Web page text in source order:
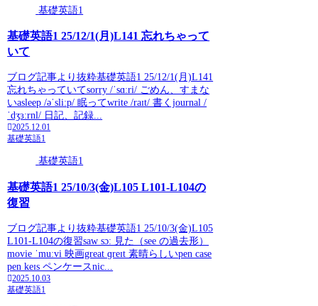
基礎英語1
基礎英語1 25/12/1(月)L141 忘れちゃって
いて
ブログ記事より抜粋基礎英語1 25/12/1(月)L141
忘れちゃっていてsorry /ˈsɑːri/ ごめん、すまな
いasleep /əˈsliːp/ 眠ってwrite /raɪt/ 書くjournal /
ˈdʒɜːrnl/ 日記、記録...
2025.12.01
基礎英語1
基礎英語1
基礎英語1 25/10/3(金)L105 L101-L104の
復習
ブログ記事より抜粋基礎英語1 25/10/3(金)L105
L101-L104の復習saw sɔː 見た（see の過去形）
movie ˈmuːvi 映画great ɡreɪt 素晴らしいpen case
pen keɪs ペンケースnic...
2025.10.03
基礎英語1